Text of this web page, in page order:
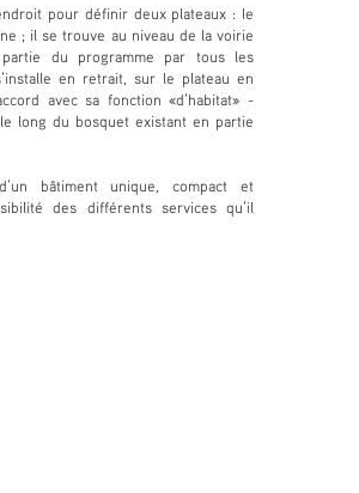
pour définir deux plateaux : le
; il se trouve au niveau de la voirie
du programme par tous les
en retrait, sur le plateau en
avec sa fonction «d’habitat» -
long du bosquet existant en partie
bâtiment unique, compact et
des différents services qu’il